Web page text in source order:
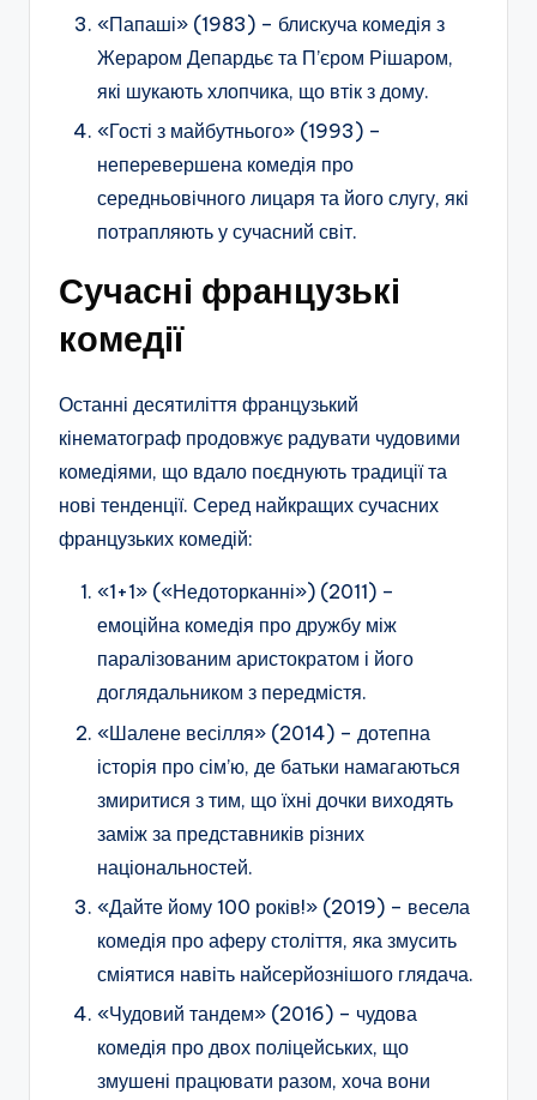
«Папаші» (1983) – блискуча комедія з
Жераром Депардьє та П’єром Рішаром,
які шукають хлопчика, що втік з дому.
«Гості з майбутнього» (1993) –
неперевершена комедія про
середньовічного лицаря та його слугу, які
потрапляють у сучасний світ.
Сучасні французькі
комедії
Останні десятиліття французький
кінематограф продовжує радувати чудовими
комедіями, що вдало поєднують традиції та
нові тенденції. Серед найкращих сучасних
французьких комедій:
«1+1» («Недоторканні») (2011) –
емоційна комедія про дружбу між
паралізованим аристократом і його
доглядальником з передмістя.
«Шалене весілля» (2014) – дотепна
історія про сім’ю, де батьки намагаються
змиритися з тим, що їхні дочки виходять
заміж за представників різних
національностей.
«Дайте йому 100 років!» (2019) – весела
комедія про аферу століття, яка змусить
сміятися навіть найсерйознішого глядача.
«Чудовий тандем» (2016) – чудова
комедія про двох поліцейських, що
змушені працювати разом, хоча вони